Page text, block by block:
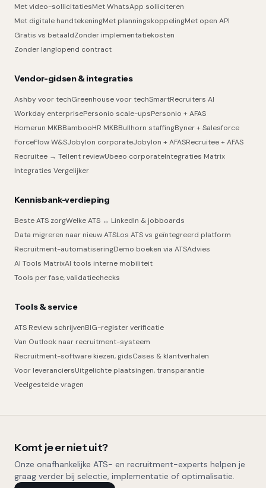
Met video-sollicitatiesMet WhatsApp solliciteren
Met digitale handtekeningMet planningskoppelingMet open API
Gratis vs betaaldZonder implementatiekosten
Zonder langlopend contract
Vendor-gidsen & integraties
Ashby voor techGreenhouse voor techSmartRecruiters AI
Workday enterprisePersonio scale-upsPersonio + AFAS
Homerun MKBBambooHR MKBBullhorn staffingByner + Salesforce
ForceFlow W&SJobylon corporateJobylon + AFASRecruitee + AFAS
Recruitee → Tellent reviewUbeeo corporateIntegraties Matrix
Integraties Vergelijker
Kennisbank-verdieping
Beste ATS zorgWelke ATS ↔ LinkedIn & jobboards
Data migreren naar nieuw ATSLos ATS vs geïntegreerd platform
Recruitment-automatiseringDemo boeken via ATSAdvies
AI Tools MatrixAI tools interne mobiliteit
Tools per fase, validatiechecks
Tools & service
ATS Review schrijvenBIG-register verificatie
Van Outlook naar recruitment-systeem
Recruitment-software kiezen, gidsCases & klantverhalen
Voor leveranciersUitgelichte plaatsingen, transparantie
Veelgestelde vragen
Komt je er niet uit?
Onze onafhankelijke ATS- en recruitment-experts helpen je
graag verder bij selectie, implementatie of optimalisatie.